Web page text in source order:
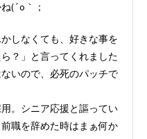
(´o｀；
しなくても、好きな事を
？」と言ってくれました
いので、必死のパッチで
。シニア応援と謳ってい
職を辞めた時はまぁ何か